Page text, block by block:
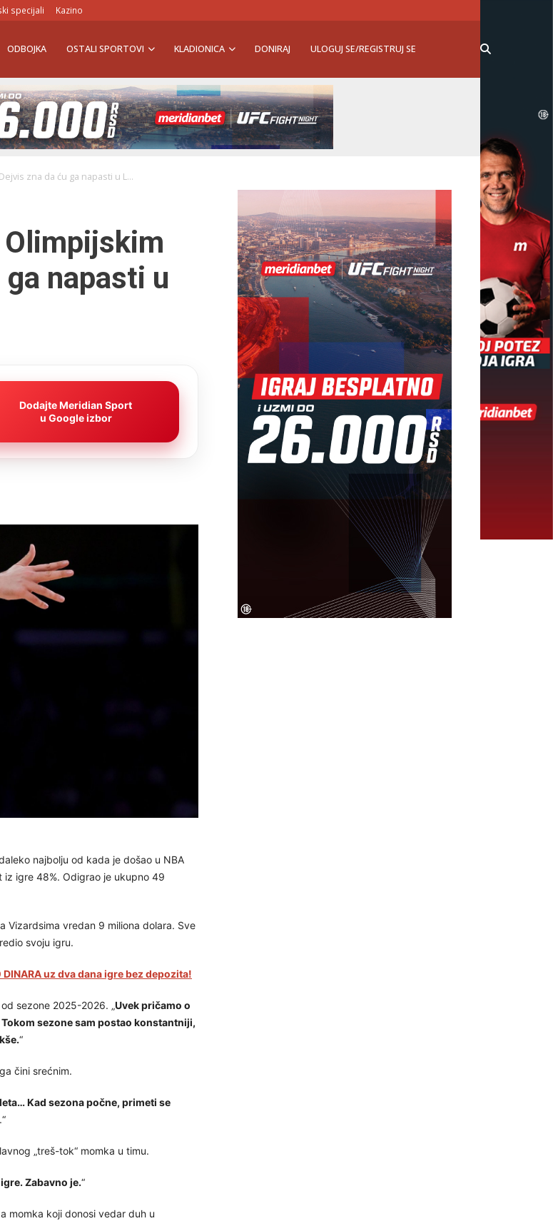
specijali Kazino
ODBOJKA OSTALI SPORTOVI KLADIONICA DONIRAJ ULOGUJ SE/REGISTRUJ SE
zna da ću ga napasti u L...
napasti u
Dodajte Meridian Sport
u Google izbor
najbolju od kada je došao u NBA
iz igre 48%. Odigrao je ukupno 49
Vizardsima vredan 9 miliona dolara. Sve
svoju igru.
uz dva dana igre bez depozita!
sezone 2025-2026. „Uvek pričamo o
sezone sam postao konstantniji,
“
čini srećnim.
Kad sezona počne, primeti se
.“
„treš-tok“ momka u timu.
Zabavno je.“
momka koji donosi vedar duh u